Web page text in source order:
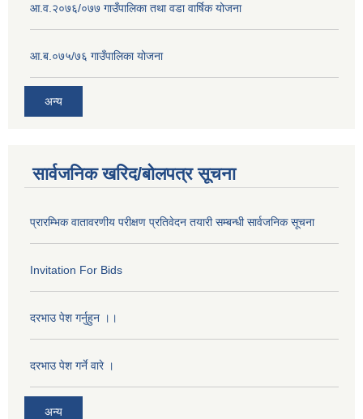
आ.व.२०७६/०७७ गाउँपालिका तथा वडा वार्षिक योजना
आ.ब.०७५/७६ गाउँपालिका योजना
अन्य
सार्वजनिक खरिद/बोलपत्र सूचना
प्रारम्भिक वातावरणीय परीक्षण प्रतिवेदन तयारी सम्बन्धी सार्वजनिक सूचना
Invitation For Bids
दरभाउ पेश गर्नुहुन ।।
दरभाउ पेश गर्ने वारे ।
अन्य